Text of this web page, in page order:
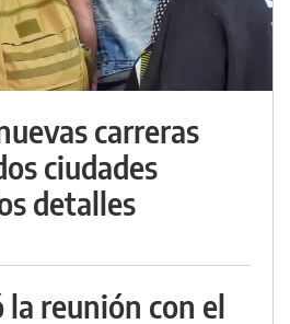
carreras
ciudades
detalles
la reunión con el